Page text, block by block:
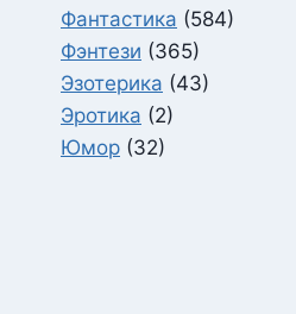
Фантастика (584)
Фэнтези (365)
Эзотерика (43)
Эротика (2)
Юмор (32)